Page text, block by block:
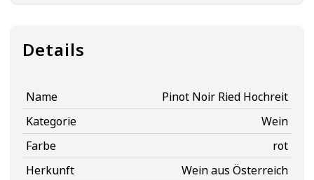
Details
Name
Pinot Noir Ried Hochreit
Kategorie
Wein
Farbe
rot
Herkunft
Wein aus Österreich